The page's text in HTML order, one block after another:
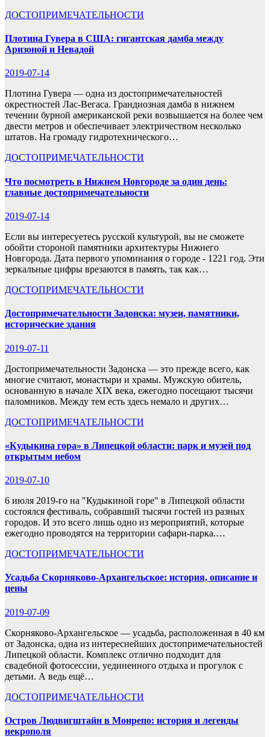
ДОСТОПРИМЕЧАТЕЛЬНОСТИ
Плотина Гувера в США: гигантская дамба между
Аризоной и Невадой
2019-07-14
Плотина Гувера — одна из достопримечательностей
окрестностей Лас-Вегаса. Грандиозная дамба в нижнем
течении бурной американской реки возвышается на более чем
двести метров и обеспечивает электричеством несколько
штатов. На громаду гидротехнического…
ДОСТОПРИМЕЧАТЕЛЬНОСТИ
Что посмотреть в Нижнем Новгороде за один день:
главные достопримечательности
2019-07-14
Если вы интересуетесь русской культурой, вы не сможете
обойти стороной памятники архитектуры Нижнего
Новгорода. Дата первого упоминания о городе - 1221 год. Эти
зеркальные цифры врезаются в память, так как…
ДОСТОПРИМЕЧАТЕЛЬНОСТИ
Достопримечательности Задонска: музеи, памятники,
исторические здания
2019-07-11
Достопримечательности Задонска — это прежде всего, как
многие считают, монастыри и храмы. Мужскую обитель,
основанную в начале XIX века, ежегодно посещают тысячи
паломников. Между тем есть здесь немало и других…
ДОСТОПРИМЕЧАТЕЛЬНОСТИ
«Кудыкина гора» в Липецкой области: парк и музей под
открытым небом
2019-07-10
6 июля 2019-го на "Кудыкиной горе" в Липецкой области
состоялся фестиваль, собравший тысячи гостей из разных
городов. И это всего лишь одно из мероприятий, которые
ежегодно проводятся на территории сафари-парка.…
ДОСТОПРИМЕЧАТЕЛЬНОСТИ
Усадьба Скорняково-Архангельское: история, описание и
цены
2019-07-09
Скорняково-Архангельское — усадьба, расположенная в 40 км
от Задонска, одна из интереснейших достопримечательностей
Липецкой области. Комплекс отлично подходит для
свадебной фотосессии, уединенного отдыха и прогулок с
детьми. А ведь ещё…
ДОСТОПРИМЕЧАТЕЛЬНОСТИ
Остров Людвигштайн в Монрепо: история и легенды
некрополя